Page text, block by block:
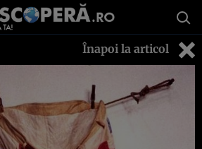
Înapoi la articol